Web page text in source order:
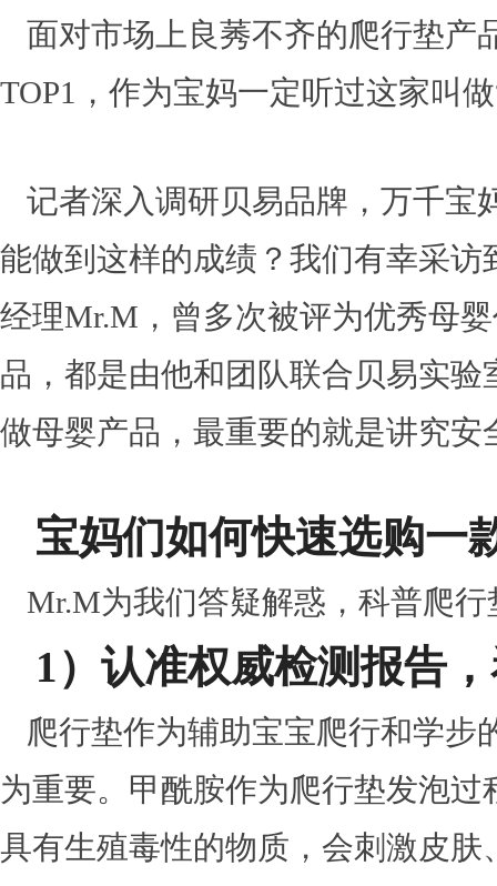
面对市场上良莠不齐的爬行垫产
TOP1，作为宝妈一定听过这家叫
记者深入调研贝易品牌，万千宝
能做到这样的成绩？我们有幸采
经理Mr.M，曾多次被评为优秀母
品，都是由他和团队联合贝易实
做母婴产品，最重要的就是讲究安
宝妈们如何快速选购一
Mr.M为我们答疑解惑，科普爬
1）认准权威检测报告
爬行垫作为辅助宝宝爬行和学步
为重要。甲酰胺作为爬行垫发泡
具有生殖毒性的物质，会刺激皮